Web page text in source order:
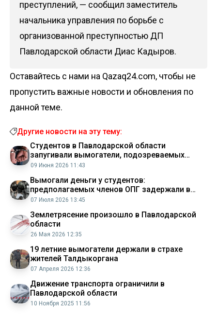
преступлений, — сообщил заместитель
начальника управления по борьбе с
организованной преступностью ДП
Павлодарской области Диас Кадыров.
Оставайтесь с нами на Qazaq24.com, чтобы не
пропустить важные новости и обновления по
данной теме.
Другие новости на эту тему:
Студентов в Павлодарской области
запугивали вымогатели, подозреваемых
задержали
09 Июня 2026 11:43
Вымогали деньги у студентов:
предполагаемых членов ОПГ задержали в
Павлодарской области
07 Июля 2026 13:45
Землетрясение произошло в Павлодарской
области
26 Мая 2026 12:35
19 летние вымогатели держали в страхе
жителей Талдыкоргана
07 Апреля 2026 12:36
Движение транспорта ограничили в
Павлодарской области
10 Ноября 2025 11:56